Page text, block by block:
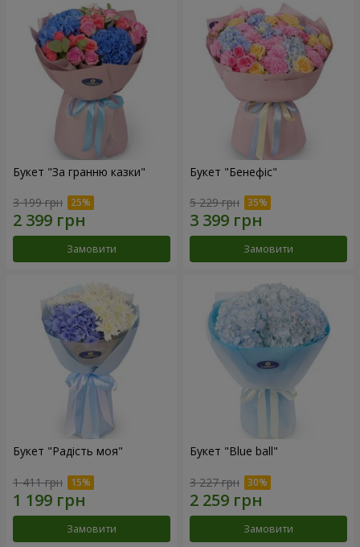
Букет "За гранню казки"
3 199 грн
Замовити
Букет "Бенефіс"
5 229 грн
Замовити
Букет "Радість моя"
1 411 грн
Замовити
Букет "Blue ball"
3 227 грн
Замовити